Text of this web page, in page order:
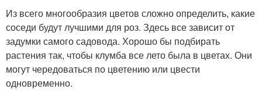
Из всего многообразия цветов сложно определить, какие
соседи будут лучшими для роз. Здесь все зависит от
задумки самого садовода. Хорошо бы подбирать
растения так, чтобы клумба все лето была в цветах. Они
могут чередоваться по цветению или цвести
одновременно.